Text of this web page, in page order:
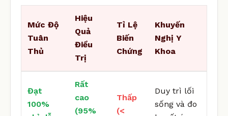
Mức Độ
Tuân
Thủ
Hiệu
Quả
Điều
Trị
Tỉ Lệ
Biến
Chứng
Khuyến
Nghị Y
Khoa
Đạt
100%
Rất
cao
(95%
Thấp
(<
Duy trì lối
sống và đo